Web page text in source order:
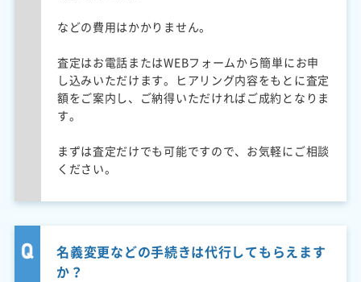
などの費用はかかりません。
査定はお電話またはWEBフォームから簡単にお申
し込みいただけます。ヒアリング内容をもとに査定
額をご案内し、ご納得いただければご成約となりま
す。
まずは査定だけでも可能ですので、お気軽にご相談
ください。
名義変更などの手続きは代行してもらえます
か？